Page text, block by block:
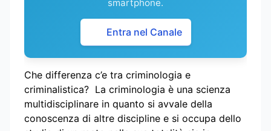
smartphone.
Entra nel Canale
Che differenza c’e tra criminologia e
criminalistica? La criminologia è una scienza
multidisciplinare in quanto si avvale della
conoscenza di altre discipline e si occupa dello